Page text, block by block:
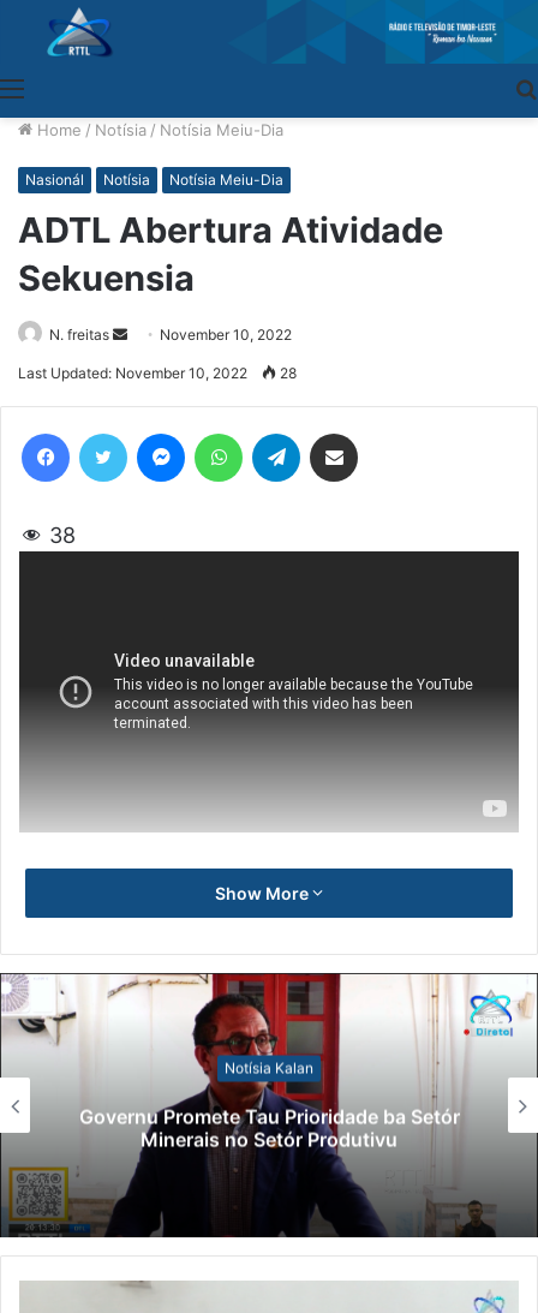
Home / Notísia / Notísia Meiu-Dia
Nasionál Notísia Notísia Meiu-Dia
ADTL Abertura Atividade
Sekuensia
N. freitas
SendNovember 10, 2022
Last Updated: November 10, 2022 28
38
Show More
Notísia Kalan
Governu Promete Tau Prioridade ba Setór
Minerais no Setór Produtivu